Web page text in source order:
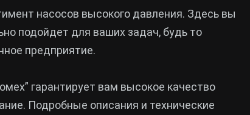
насосов высокого давления. Здесь вы
подойдет для ваших задач, будь то
предприятие.
гарантирует вам высокое качество
Подробные описания и технические